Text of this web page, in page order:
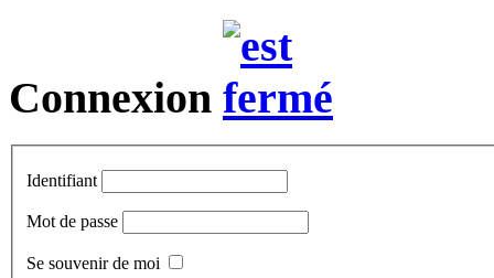
Connexion
Identifiant
Mot de passe
Se souvenir de moi